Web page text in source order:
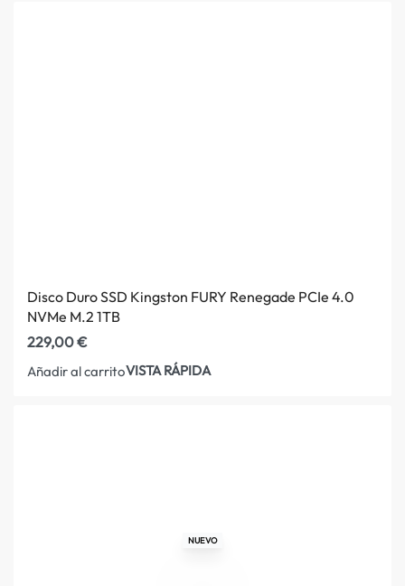
Disco Duro SSD Kingston FURY Renegade PCIe 4.0
NVMe M.2 1TB
229,00€
Añadir al carritoVISTA RÁPIDA
NUEVO